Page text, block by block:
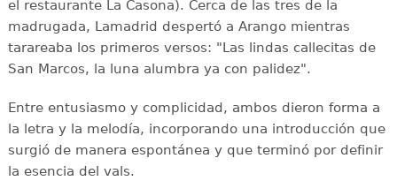
el restaurante La Casona). Cerca de las tres de la
madrugada, Lamadrid despertó a Arango mientras
tarareaba los primeros versos: "Las lindas callecitas de
San Marcos, la luna alumbra ya con palidez".
Entre entusiasmo y complicidad, ambos dieron forma a
la letra y la melodía, incorporando una introducción que
surgió de manera espontánea y que terminó por definir
la esencia del vals.